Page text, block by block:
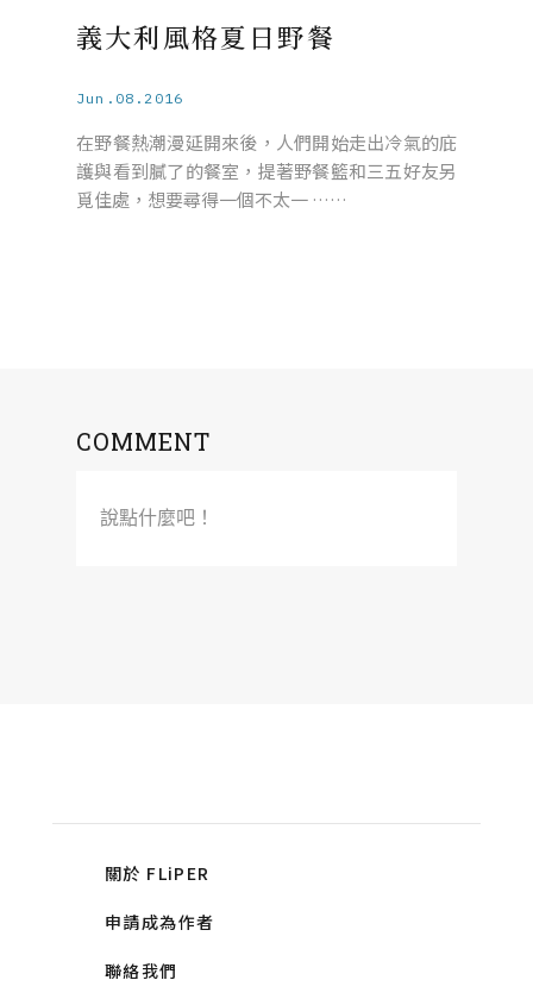
義大利風格夏日野餐
Jun.08.2016
在野餐熱潮漫延開來後，人們開始走出冷氣的庇
護與看到膩了的餐室，提著野餐籃和三五好友另
覓佳處，想要尋得一個不太一 ……
COMMENT
說點什麼吧！
關於 FLiPER
申請成為作者
聯絡我們